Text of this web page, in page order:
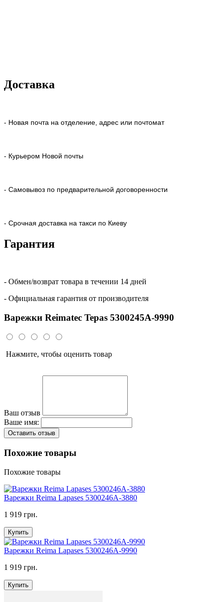
Доставка
- Новая почта на отделение, адрес или почтомат
- Курьером Новой почты
- Самовывоз по предварительной договоренности
- Срочная доставка на такси по Киеву
Гарантия
- Обмен/возврат товара в течении 14 дней
- Официальная гарантия от производителя
Варежки Reimatec Tepas 5300245A-9990
Нажмите, чтобы оценить товар
Ваш отзыв
Ваше имя:
Оставить отзыв
Похожие товары
Похожие товары
Варежки Reima Lapases 5300246A-3880
1 919 грн.
Купить
Варежки Reima Lapases 5300246A-9990
1 919 грн.
Купить